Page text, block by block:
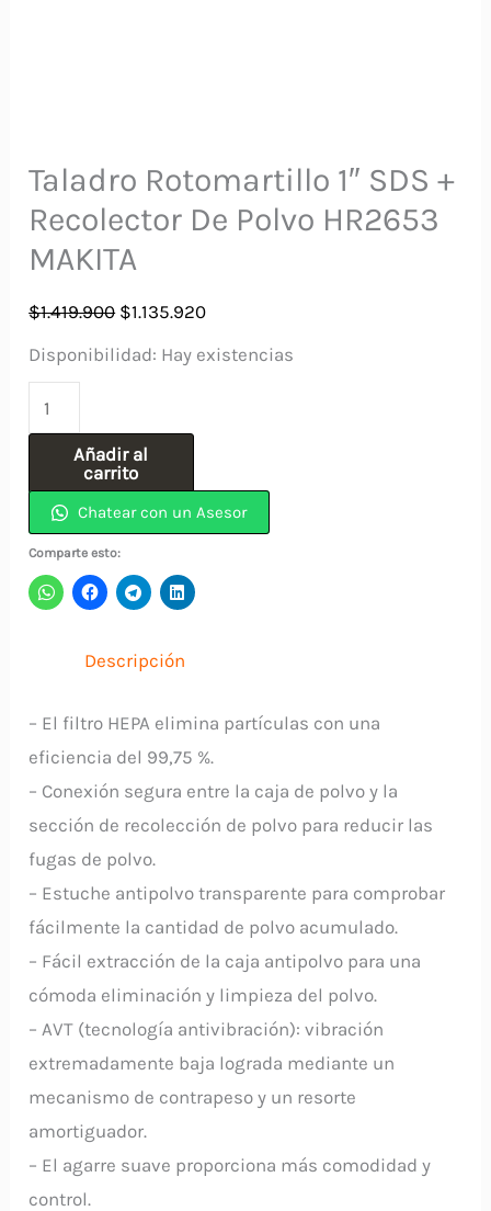
Taladro Rotomartillo 1″ SDS +
Recolector De Polvo HR2653
MAKITA
$1.419.900 El
precio
$1.419.900.
$1.135.920El
precio
Disponibilidad: Hay existencias
Rotomartillo
SDS
+
Recolector
De
HR2653
cantidad
Añadir al
carrito
Chatear con un Asesor
Comparte esto:
Descripción
– El filtro HEPA elimina partículas con una
eficiencia del 99,75 %.
– Conexión segura entre la caja de polvo y la
sección de recolección de polvo para reducir las
fugas de polvo.
– Estuche antipolvo transparente para comprobar
fácilmente la cantidad de polvo acumulado.
– Fácil extracción de la caja antipolvo para una
cómoda eliminación y limpieza del polvo.
– AVT (tecnología antivibración): vibración
extremadamente baja lograda mediante un
mecanismo de contrapeso y un resorte
amortiguador.
– El agarre suave proporciona más comodidad y
control.